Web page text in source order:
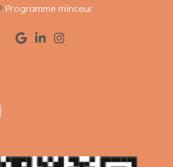
Programme minceur